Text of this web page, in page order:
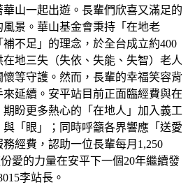
山一起出遊。長輩們欣喜又滿足的
景。華山基金會秉持「在地老
不足」的理念，於全台成立約400
地三失（失依、失能、失智）老人
等守護。然而，長輩的幸福笑容背
延續。安平站目前正面臨經費與在
盼更多熱心的「在地人」加入義工
「眼」；同時呼籲各界響應「送愛
經費，認助一位長輩每月1,250
愛的力量在安平下一個20年繼續發
李站長。